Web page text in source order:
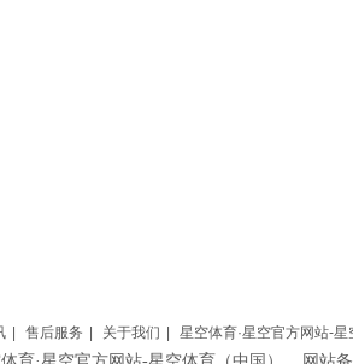
售后服务 关于我们 星空体育·星空官方网站-星